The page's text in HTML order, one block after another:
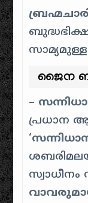
ജൈന
–
പ്രധാന
സ്വാധീനം